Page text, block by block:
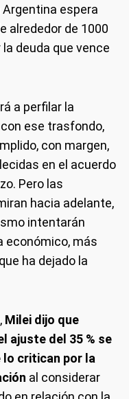
Argentina espera
alrededor de 1000
deuda que vence
a perfilar la
ese trasfondo,
con margen,
en el acuerdo
Pero las
hacia adelante,
intentarán
económico, más
ha dejado la
Milei dijo que
ajuste del 35 % se
lo critican por la
al considerar